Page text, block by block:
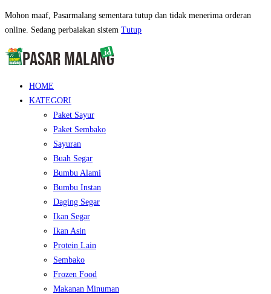
Mohon maaf, Pasarmalang sementara tutup dan tidak menerima orderan
online. Sedang perbaiakan sistem Tutup
HOME
KATEGORI
Paket Sayur
Paket Sembako
Sayuran
Buah Segar
Bumbu Alami
Bumbu Instan
Daging Segar
Ikan Segar
Ikan Asin
Protein Lain
Sembako
Frozen Food
Makanan Minuman